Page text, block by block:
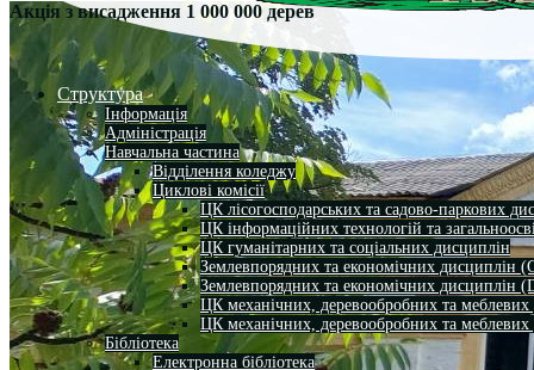
Структура
Інформація
Адміністрація
Навчальна частина
Відділення коледжу
Циклові комісії
ЦК лісогосподарських та садово-паркових
ЦК інформаційних технологій та
ЦК гуманітарних та соціальних дисциплін
Землевпорядних та економічних дисциплін
Землевпорядних та економічних дисциплін
ЦК механічних, деревообробних та
ЦК механічних, деревообробних та
Бібліотека
Електронна бібліотека
Акція з висадження 1 000 000 дерев